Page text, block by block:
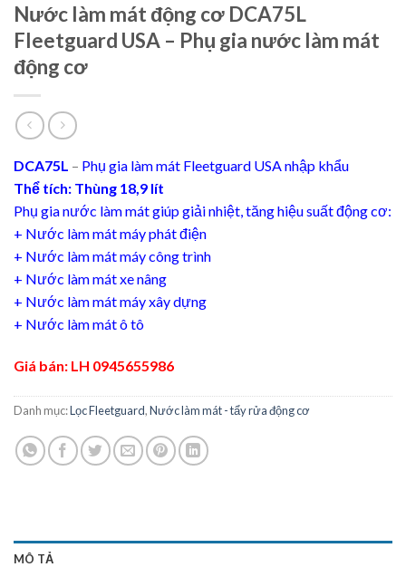
Nước làm mát động cơ DCA75L
Fleetguard USA – Phụ gia nước làm mát
động cơ
DCA75L – Phụ gia làm mát Fleetguard USA nhập khẩu
Thể tích: Thùng 18,9 lít
Phụ gia nước làm mát giúp giải nhiệt, tăng hiệu suất động cơ:
+ Nước làm mát máy phát điện
+ Nước làm mát máy công trình
+ Nước làm mát xe nâng
+ Nước làm mát máy xây dựng
+ Nước làm mát ô tô
Giá bán: LH 0945655986
Danh mục:Lọc Fleetguard,Nước làm mát - tẩy rửa động cơ
MÔ TẢ